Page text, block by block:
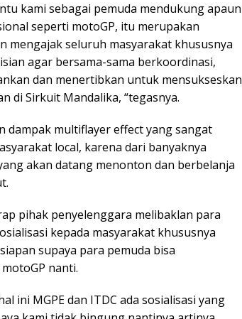
kami sebagai pemuda mendukung apaun
seperti motoGP, itu merupakan
mengajak seluruh masyarakat khususnya
agar bersama-sama berkoordinasi,
dan menertibkan untuk mensukseskan
di Sirkuit Mandalika, “tegasnya.
dampak multiflayer effect yang sangat
local, karena dari banyaknya
akan datang menonton dan berbelanja
pihak penyelenggara melibaklan para
kepada masyarakat khususnya
supaya para pemuda bisa
nanti.
ini MGPE dan ITDC ada sosialisasi yang